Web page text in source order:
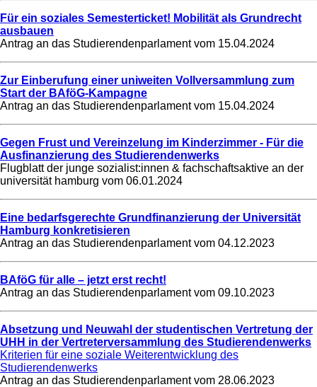
Für ein soziales Semesterticket! Mobilität als Grundrecht
ausbauen
Antrag an das Studierendenparlament vom 15.04.2024
Zur Einberufung einer uniweiten Vollversammlung zum
Start der BAföG-Kampagne
Antrag an das Studierendenparlament vom 15.04.2024
Gegen Frust und Vereinzelung im Kinderzimmer - Für die
Ausfinanzierung des Studierendenwerks
Flugblatt der junge sozialist:innen & fachschaftsaktive an der
universität hamburg vom 06.01.2024
Eine bedarfsgerechte Grundfinanzierung der Universität
Hamburg konkretisieren
Antrag an das Studierendenparlament vom 04.12.2023
BAföG für alle – jetzt erst recht!
Antrag an das Studierendenparlament vom 09.10.2023
Absetzung und Neuwahl der studentischen Vertretung der
UHH in der Vertreterversammlung des Studierendenwerks
Kriterien für eine soziale Weiterentwicklung des
Studierendenwerks
Antrag an das Studierendenparlament vom 28.06.2023